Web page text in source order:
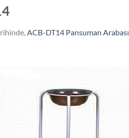
ACB-DT14 Pansuman Arabası